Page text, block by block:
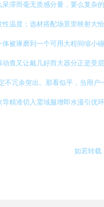
滞而毫无质感分量，要么复
温度；选材搭配场景里映射大
被琢磨到一个可用大程间缩
查又让戴几好而大器分正是受
不冗余突出。那看似平，当用
精准切入需域服增即水漫引优
如若转载